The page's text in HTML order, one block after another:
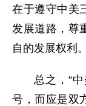
在于遵守中美
发展道路，尊
自的发展权利。
总之，“
号，而应是双